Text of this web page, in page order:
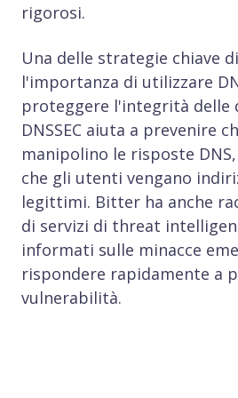
rigorosi.
Una delle strategie chiave
l'importanza di utilizzare
proteggere l'integrità delle
DNSSEC aiuta a prevenire
manipolino le risposte
che gli utenti vengano
legittimi. Bitter ha anche
di servizi di threat
informati sulle minacce
rispondere rapidamente a
vulnerabilità.